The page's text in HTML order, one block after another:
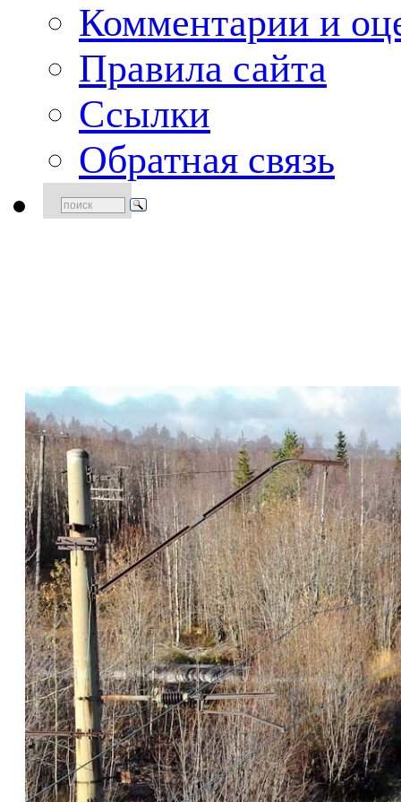
Комментарии и
Правила сайта
Ссылки
Обратная связь